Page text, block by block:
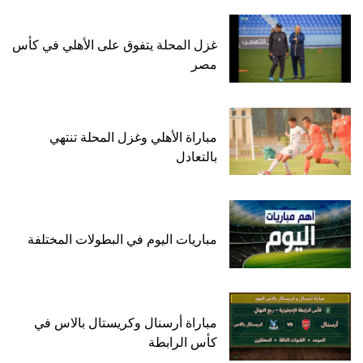
غزل المحلة يتفوق على الأهلي في كأس
مصر
مباراة الأهلي وغزل المحلة تنتهي
بالتعادل
مباريات اليوم في البطولات المختلفة
مباراة أرسنال وكريستال بالاس في
كأس الرابطة